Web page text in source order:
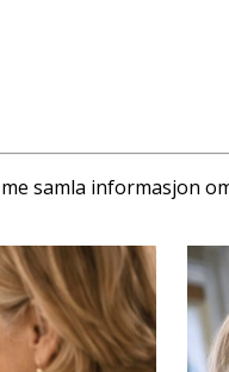
samla informasjon